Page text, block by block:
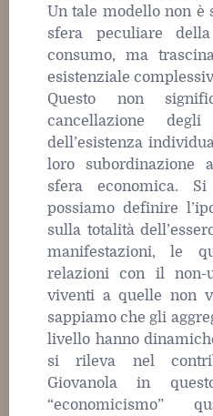
Un tale modello non è
sfera peculiare
consumo, ma
esistenziale
Questo non
cancellazione
dell’esistenza
loro subordinazione
sfera economica.
possiamo definire
sulla totalità
manifestazioni, le
relazioni con il non-
viventi a quelle non
sappiamo che gli
livello hanno
si rileva nel
Giovanola in
“economicismo”